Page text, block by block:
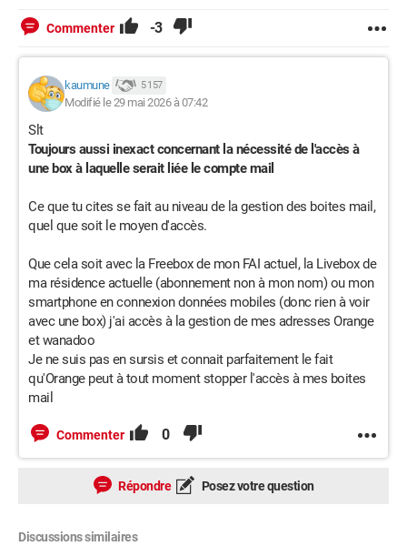
Commenter -3
kaumune 5 157
Modifié le 29 mai 2026 à 07:42
Slt
Toujours aussi inexact concernant la nécessité de l'accès à
une box à laquelle serait liée le compte mail
Ce que tu cites se fait au niveau de la gestion des boites mail,
quel que soit le moyen d'accès.
Que cela soit avec la Freebox de mon FAI actuel, la Livebox de
ma résidence actuelle (abonnement non à mon nom) ou mon
smartphone en connexion données mobiles (donc rien à voir
avec une box) j'ai accès à la gestion de mes adresses Orange
et wanadoo
Je ne suis pas en sursis et connait parfaitement le fait
qu'Orange peut à tout moment stopper l'accès à mes boites
mail
Commenter 0
Répondre Posez votre question
Discussions similaires